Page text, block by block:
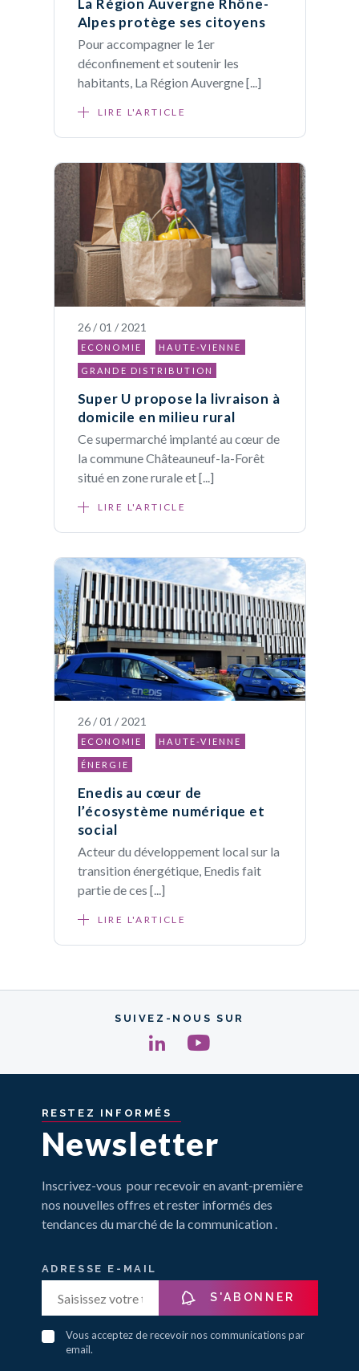
La Région Auvergne Rhône-
Alpes protège ses citoyens
Pour accompagner le 1er
déconfinement et soutenir les
habitants, La Région Auvergne [...]
LIRE L'ARTICLE
26 / 01 / 2021
ECONOMIE HAUTE-VIENNE
GRANDE DISTRIBUTION
Super U propose la livraison à
domicile en milieu rural
Ce supermarché implanté au cœur de
la commune Châteauneuf-la-Forêt
situé en zone rurale et [...]
LIRE L'ARTICLE
26 / 01 / 2021
ECONOMIE HAUTE-VIENNE
ÉNERGIE
Enedis au cœur de
l’écosystème numérique et
social
Acteur du développement local sur la
transition énergétique, Enedis fait
partie de ces [...]
LIRE L'ARTICLE
SUIVEZ-NOUS SUR
RESTEZ INFORMÉS
Newsletter
Inscrivez-vous pour recevoir en avant-première
nos nouvelles offres et rester informés des
tendances du marché de la communication .
ADRESSE E-MAIL
S'ABONNER
Vous acceptez de recevoir nos communications par
email.